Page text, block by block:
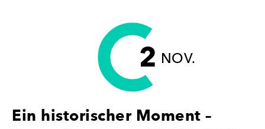
SAARLAND
MISSION“
2 NOV.
Ein historischer Moment –